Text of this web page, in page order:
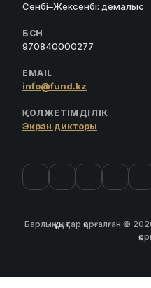
Сенбі–Жексенбі: демалыс
БСН
970840000277
EMAIL
info@fund.kz
ҚОЛЖЕТІМДІЛІК
Экран дикторы
Барлық құқықтар қорғалған ©